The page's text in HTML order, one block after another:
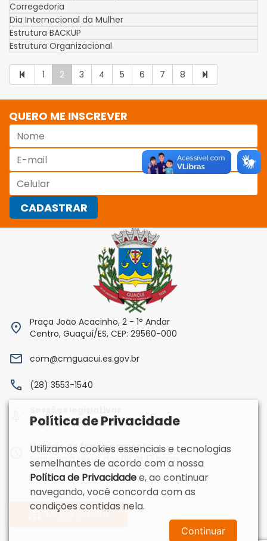
Corregedoria
Dia Internacional da Mulher
Estrutura BACKUP
Estrutura Organizacional
1 2 3 4 5 6 7 8
QUERO ME INSCREVER
Praça João Acacinho, 2 - 1° Andar
Centro, Guaçuí/ES, CEP: 29560-000
com@cmguacui.es.gov.br
(28) 3553-1540
Segundas-feiras às 18h00
Horário de funcionamento
Segunda a sexta, das 08 às 17 horas
Mapa do Site
Política de Privacidade
Utilizamos cookies essenciais e tecnologias
semelhantes de acordo com a nossa
Política de Privacidadee, ao continuar
navegando, você concorda com as
condições contidas nela.
Continuar